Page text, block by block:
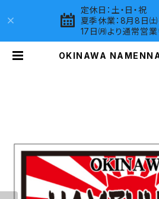
定休日：土・日・祝
夏季休業：8月8日
17日㈪より通常営業
OKINAWA